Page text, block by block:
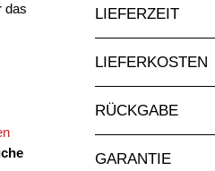
das
die Karosserie)
Bei allen Fragen
jederzeit über
Rechnung.
LIEFERZEIT
Wochen.
LIEFERKOSTEN
kostenlosen
in Aigle (Schweiz,
RÜCKGABE
Werktagen nach
GARANTIE